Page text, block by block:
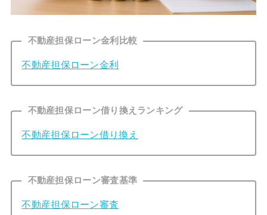
不動産担保ローン金利比較
不動産担保ローン金利
不動産担保ローン借り換えランキング
不動産担保ローン借り換え
不動産担保ローン審査基準
不動産担保ローン審査